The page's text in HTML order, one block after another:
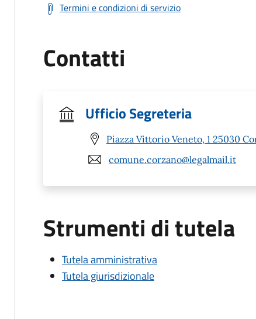
Termini e condizioni di servizio
Contatti
Ufficio Segreteria
Piazza Vittorio Veneto, 1 25030
comune.corzano@legalmail.it
Strumenti di tutela
Tutela amministrativa
Tutela giurisdizionale